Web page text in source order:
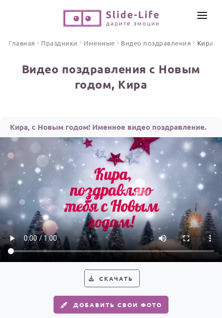
Открытки
Стихи и тексты
ПРАЗДНИКИ
С Днем рождения
Юбилей
Свадьба
Годовщина свадьбы
Календарь праздников
Женщине
Мужчине
ИНСТРУМЕНТЫ
ОТЗЫВЫ
Главная Праздники Именные Видео поздравления Кира
Видео поздравления с Новым
годом, Кира
Кира, с Новым годом! Именное видео поздравление.
СКАЧАТЬ
ДОБАВИТЬ СВОИ ФОТО